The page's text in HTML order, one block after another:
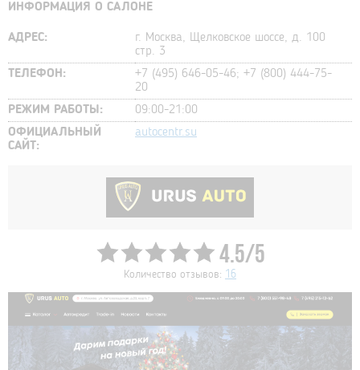
ИНФОРМАЦИЯ О САЛОНЕ
АДРЕС:
г. Москва, Щелковское шоссе, д. 100
стр. 3
ТЕЛЕФОН:
+7 (495) 646-05-46; +7 (800) 444-75-
20
РЕЖИМ РАБОТЫ:
09:00-21:00
ОФИЦИАЛЬНЫЙ
САЙТ:
autocentr.su
4.5/5
Количество отзывов: 16